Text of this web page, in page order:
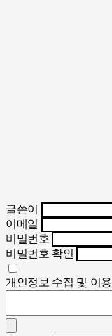
글쓴이
이메일
비밀번호
비밀번호 확인
개인정보 수집 및 이용